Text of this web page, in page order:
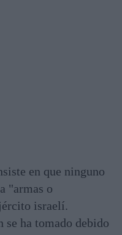
en que ninguno
"armas o
israelí.
se ha tomado debido